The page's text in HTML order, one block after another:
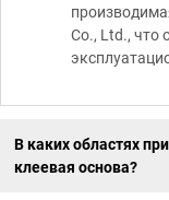
Co., Ltd., что
В каких областях
клеевая основа?